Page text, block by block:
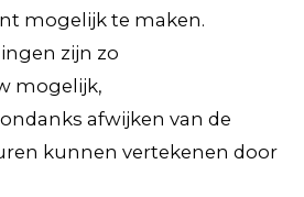
mogelijk te maken.
zijn zo
mogelijk,
afwijken van de
kunnen vertekenen door